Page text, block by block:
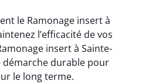
le Ramonage insert à
l’efficacité de vos
insert à Sainte-
démarche durable pour
le long terme.